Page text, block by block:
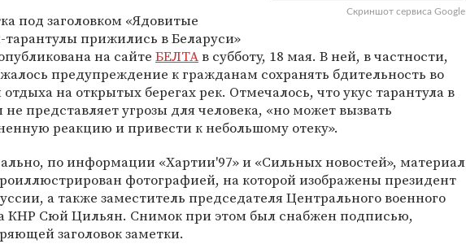
Скриншот сервиса Google
под заголовком «Ядовитые
тарантулы прижились в Беларуси»
на сайте БЕЛТАв субботу, 18 мая. В ней, в частности,
предупреждение к гражданам сохранять бдительность во
на открытых берегах рек. Отмечалось, что укус тарантула в
представляет угрозы для человека, «но может вызвать
реакцию и привести к небольшому отеку».
по информации «Хартии'97» и «Сильных новостей», материал
фотографией, на которой изображены президент
а также заместитель председателя Центрального военного
КНР Сюй Цильян. Снимок при этом был снабжен подписью,
заголовок заметки.